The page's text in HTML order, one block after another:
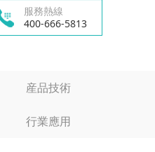
服務熱線
400-666-5813
産品技術
行業應用